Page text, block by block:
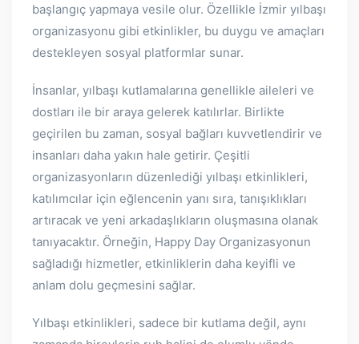
başlangıç yapmaya vesile olur. Özellikle İzmir yılbaşı
organizasyonu gibi etkinlikler, bu duygu ve amaçları
destekleyen sosyal platformlar sunar.
İnsanlar, yılbaşı kutlamalarına genellikle aileleri ve
dostları ile bir araya gelerek katılırlar. Birlikte
geçirilen bu zaman, sosyal bağları kuvvetlendirir ve
insanları daha yakın hale getirir. Çeşitli
organizasyonların düzenlediği yılbaşı etkinlikleri,
katılımcılar için eğlencenin yanı sıra, tanışıklıkları
artıracak ve yeni arkadaşlıkların oluşmasına olanak
tanıyacaktır. Örneğin, Happy Day Organizasyonun
sağladığı hizmetler, etkinliklerin daha keyifli ve
anlam dolu geçmesini sağlar.
Yılbaşı etkinlikleri, sadece bir kutlama değil, aynı